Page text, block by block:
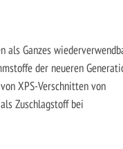
Ganzes
der neueren
XPS-Verschnitten von
Zuschlagstoff bei